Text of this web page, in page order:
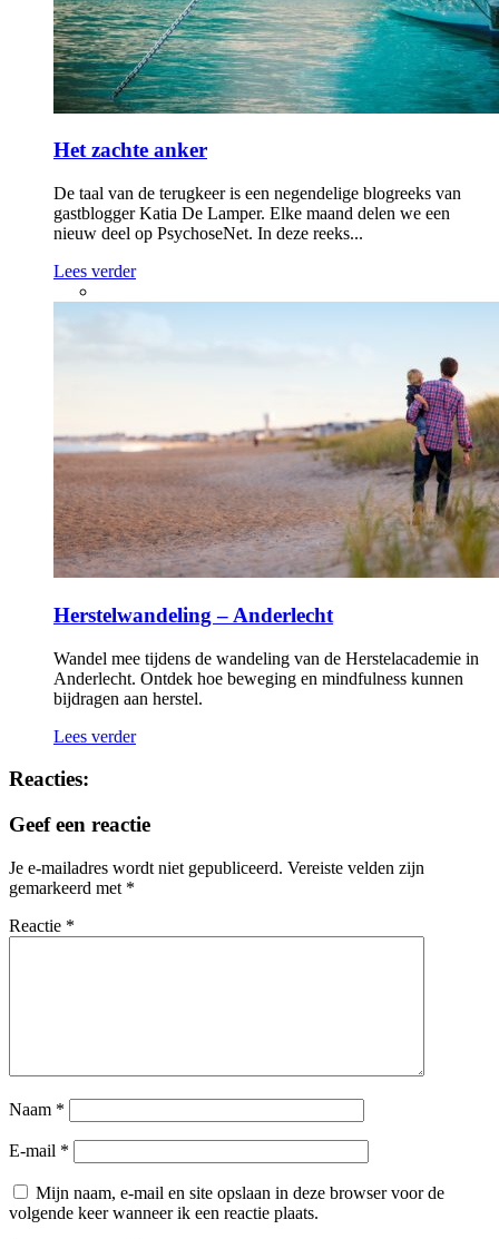
Het zachte anker
De taal van de terugkeer is een negendelige blogreeks van
gastblogger Katia De Lamper. Elke maand delen we een
nieuw deel op PsychoseNet. In deze reeks...
Lees verder
Herstelwandeling – Anderlecht
Wandel mee tijdens de wandeling van de Herstelacademie in
Anderlecht. Ontdek hoe beweging en mindfulness kunnen
bijdragen aan herstel.
Lees verder
Reacties:
Geef een reactie
Je e-mailadres wordt niet gepubliceerd. Vereiste velden zijn
gemarkeerd met *
Reactie *
Naam *
E-mail *
Mijn naam, e-mail en site opslaan in deze browser voor de
volgende keer wanneer ik een reactie plaats.